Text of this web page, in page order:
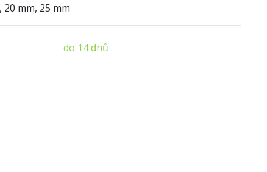
mm, 25 mm
do 14 dnů